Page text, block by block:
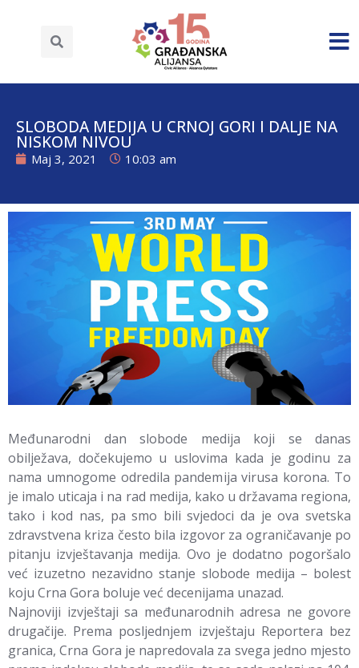
SLOBODA MEDIJA U CRNOJ GORI I DALJE NA
NISKOM NIVOU
Maj 3, 2021 10:03 am
Međunarodni dan slobode medija koji se danas
obilježava, dočekujemo u uslovima kada je godinu za
nama umnogome odredila pandemija virusa korona. To
je imalo uticaja i na rad medija, kako u državama regiona,
tako i kod nas, pa smo bili svjedoci da je ova svetska
zdravstvena kriza često bila izgovor za ograničavanje po
pitanju izvještavanja medija. Ovo je dodatno pogoršalo
već izuzetno nezavidno stanje slobode medija – bolest
koju Crna Gora boluje već decenijama unazad.
Najnoviji izvještaji sa međunarodnih adresa ne govore
drugačije. Prema posljednjem izvještaju Reportera bez
granica, Crna Gora je napredovala za svega jedno mjesto